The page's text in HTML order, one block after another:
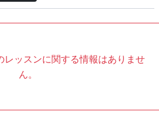
レッスンに関する情報はありませ
ん。